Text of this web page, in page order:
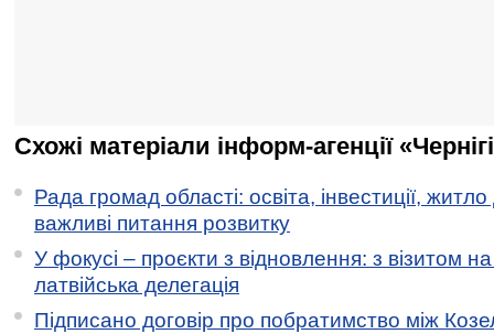
Схожі матеріали інформ-агенції
Рада громад області: освіта, інвестиції,
важливі питання розвитку
У фокусі – проєкти з відновлення: з візитом
латвійська делегація
Підписано договір про побратимство між